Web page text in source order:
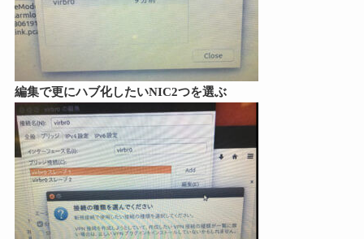
編集で更にハブ化したいNIC2つを選ぶ